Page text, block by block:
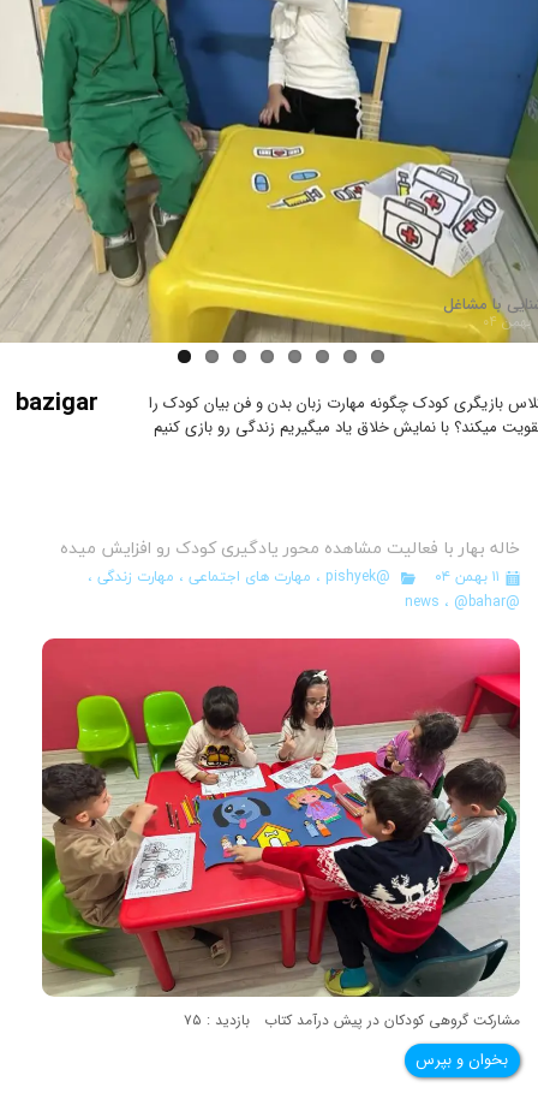
با مشاغل
bazigar
بازیگری کودک چگونه مهارت زبان بدن و فن بیان کودک را
میکند؟ با نمایش خلاق یاد میگیریم زندگی رو بازی کنیم
خاله بهار با فعالیت مشاهده محور یادگیری کودک رو افزایش میده
۱۱ بهمن ۰۴ @pishyek ، مهارت های اجتماعی ، مهارت زندگی ،
@news
، @bahar
مشارکت گروهی کودکان در پیش درآمد کتاب بازدید : ۷۵
بخوان و بپرس